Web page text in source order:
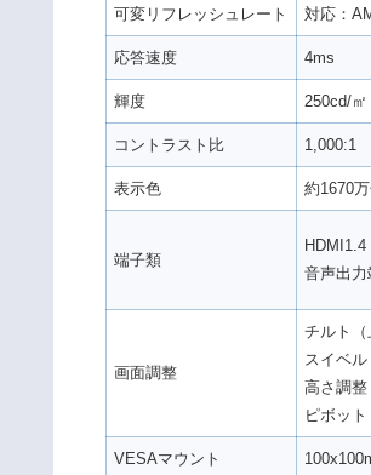
可変リフレッシュレート 対応：
応答速度 4ms
輝度 250cd/㎡
コントラスト比 1,000:1
表示色 約1670
端子類
HDMI1.4
音声出力
画面調整
チルト（
スイベ
高さ調
ピボッ
VESAマウント